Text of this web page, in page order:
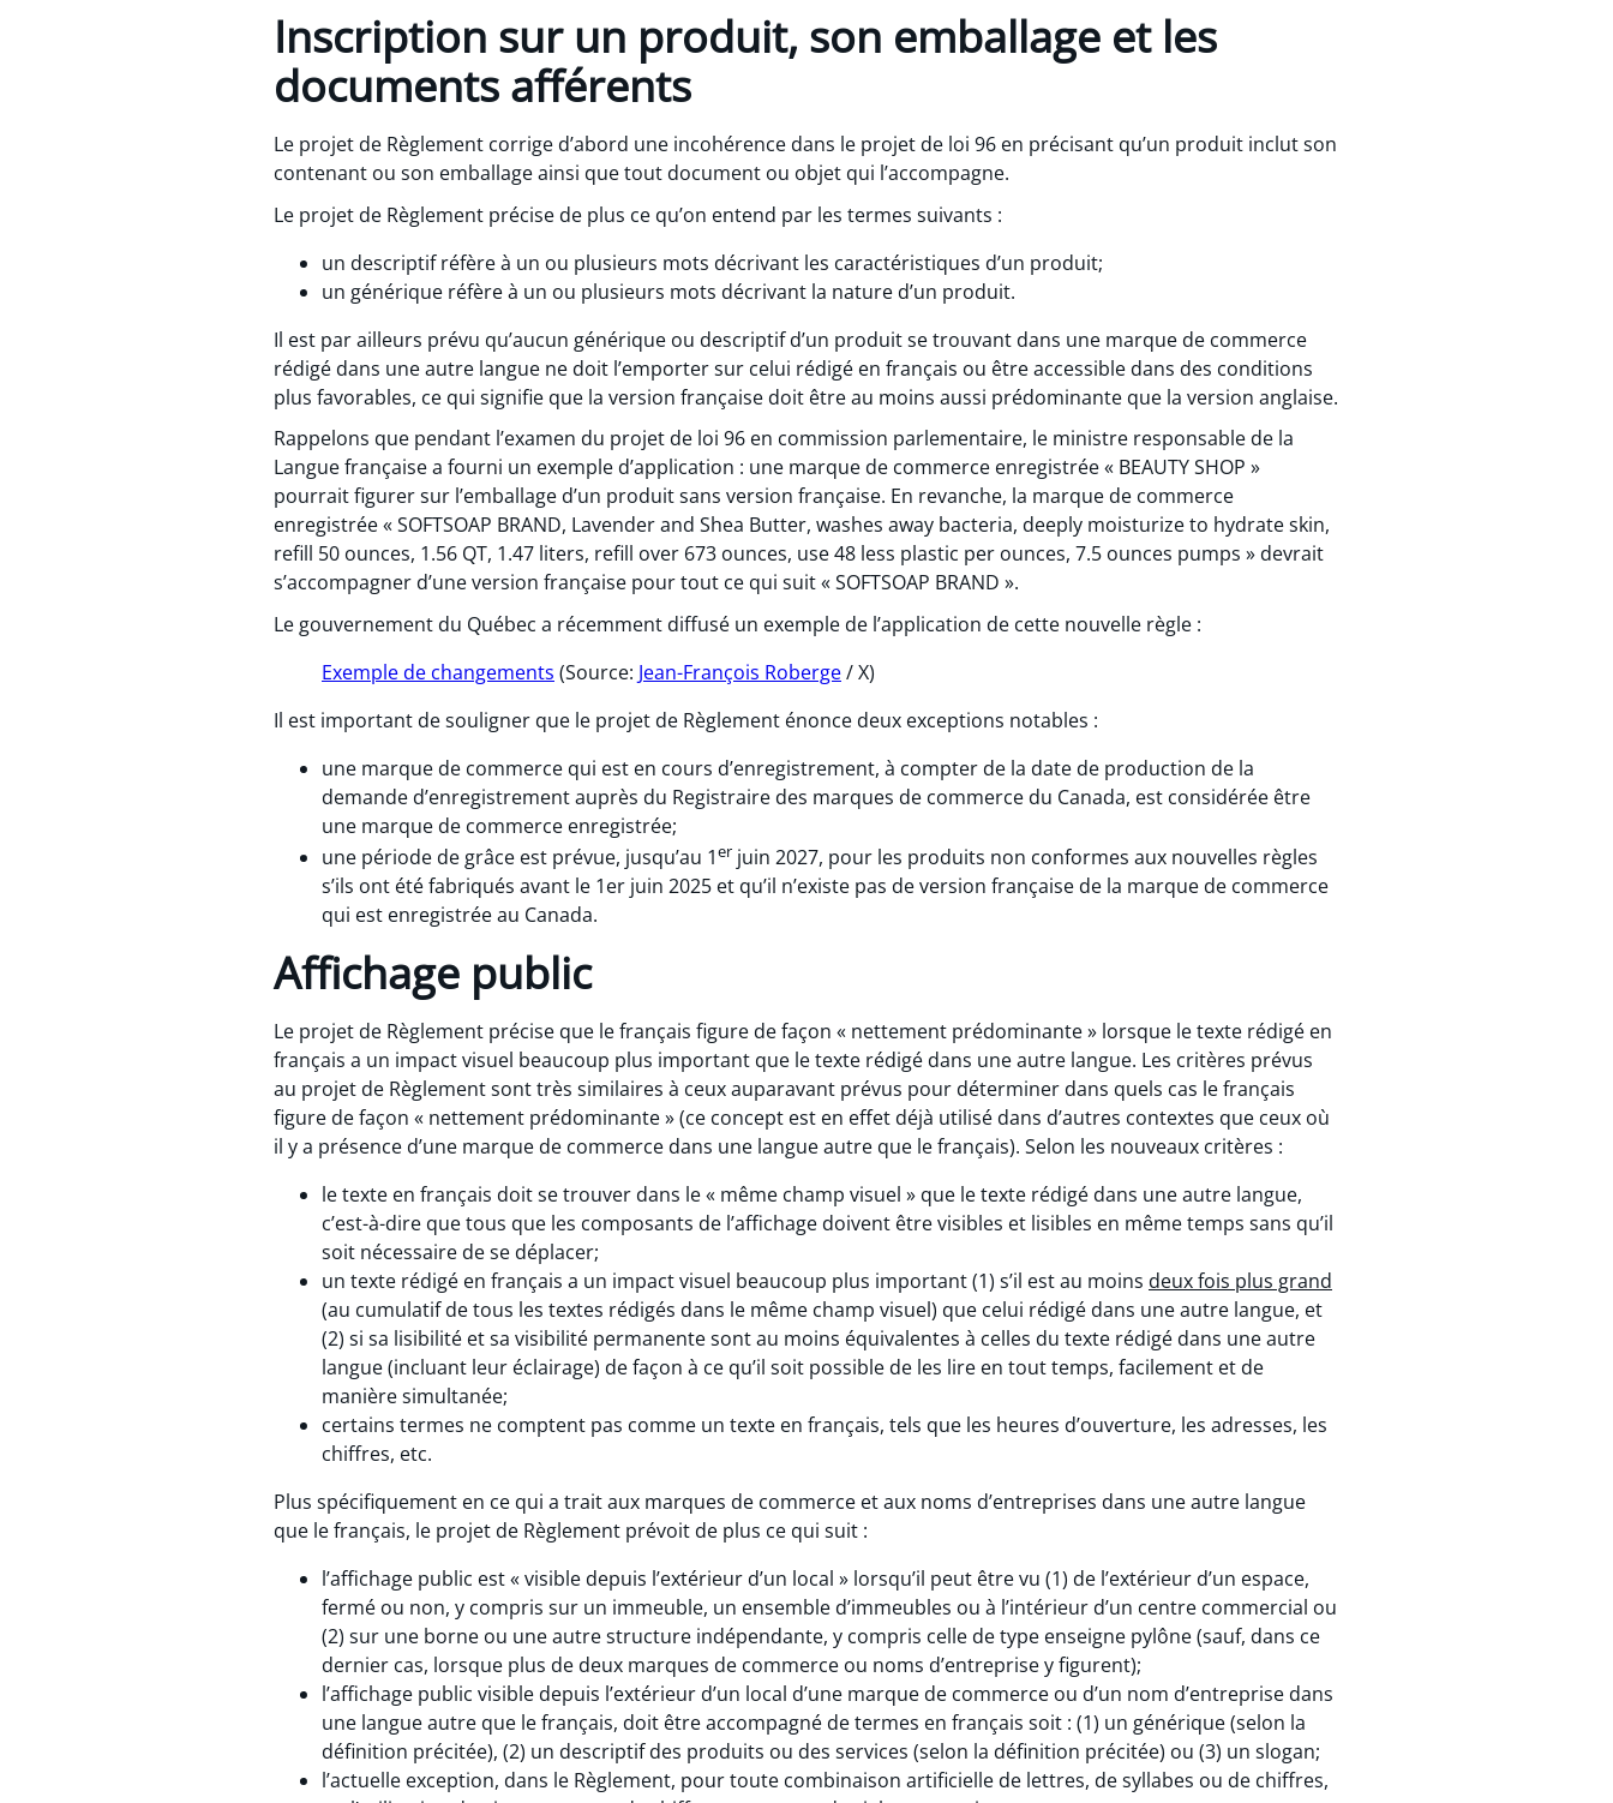
Inscription sur un produit, son emballage et les
documents afférents
Le projet de Règlement corrige d’abord une incohérence dans le projet de loi 96 en précisant qu’un produit inclut son
contenant ou son emballage ainsi que tout document ou objet qui l’accompagne.
Le projet de Règlement précise de plus ce qu’on entend par les termes suivants :
un descriptif réfère à un ou plusieurs mots décrivant les caractéristiques d’un produit;
un générique réfère à un ou plusieurs mots décrivant la nature d’un produit.
Il est par ailleurs prévu qu’aucun générique ou descriptif d’un produit se trouvant dans une marque de commerce
rédigé dans une autre langue ne doit l’emporter sur celui rédigé en français ou être accessible dans des conditions
plus favorables, ce qui signifie que la version française doit être au moins aussi prédominante que la version anglaise.
Rappelons que pendant l’examen du projet de loi 96 en commission parlementaire, le ministre responsable de la
Langue française a fourni un exemple d’application : une marque de commerce enregistrée « BEAUTY SHOP »
pourrait figurer sur l’emballage d’un produit sans version française. En revanche, la marque de commerce
enregistrée « SOFTSOAP BRAND, Lavender and Shea Butter, washes away bacteria, deeply moisturize to hydrate skin,
refill 50 ounces, 1.56 QT, 1.47 liters, refill over 673 ounces, use 48 less plastic per ounces, 7.5 ounces pumps » devrait
s’accompagner d’une version française pour tout ce qui suit « SOFTSOAP BRAND ».
Le gouvernement du Québec a récemment diffusé un exemple de l’application de cette nouvelle règle :
Exemple de changements (Source: Jean-François Roberge/ X)
Il est important de souligner que le projet de Règlement énonce deux exceptions notables :
une marque de commerce qui est en cours d’enregistrement, à compter de la date de production de la
demande d’enregistrement auprès du Registraire des marques de commerce du Canada, est considérée être
une marque de commerce enregistrée;
une période de grâce est prévue, jusqu’au 1er juin 2027, pour les produits non conformes aux nouvelles règles
s’ils ont été fabriqués avant le 1er juin 2025 et qu’il n’existe pas de version française de la marque de commerce
qui est enregistrée au Canada.
Affichage public
Le projet de Règlement précise que le français figure de façon « nettement prédominante » lorsque le texte rédigé en
français a un impact visuel beaucoup plus important que le texte rédigé dans une autre langue. Les critères prévus
au projet de Règlement sont très similaires à ceux auparavant prévus pour déterminer dans quels cas le français
figure de façon « nettement prédominante » (ce concept est en effet déjà utilisé dans d’autres contextes que ceux où
il y a présence d’une marque de commerce dans une langue autre que le français). Selon les nouveaux critères :
le texte en français doit se trouver dans le « même champ visuel » que le texte rédigé dans une autre langue,
c’est-à-dire que tous que les composants de l’affichage doivent être visibles et lisibles en même temps sans qu’il
soit nécessaire de se déplacer;
un texte rédigé en français a un impact visuel beaucoup plus important (1) s’il est au moins deux fois plus grand
(au cumulatif de tous les textes rédigés dans le même champ visuel) que celui rédigé dans une autre langue, et
(2) si sa lisibilité et sa visibilité permanente sont au moins équivalentes à celles du texte rédigé dans une autre
langue (incluant leur éclairage) de façon à ce qu’il soit possible de les lire en tout temps, facilement et de
manière simultanée;
certains termes ne comptent pas comme un texte en français, tels que les heures d’ouverture, les adresses, les
chiffres, etc.
Plus spécifiquement en ce qui a trait aux marques de commerce et aux noms d’entreprises dans une autre langue
que le français, le projet de Règlement prévoit de plus ce qui suit :
l’affichage public est « visible depuis l’extérieur d’un local » lorsqu’il peut être vu (1) de l’extérieur d’un espace,
fermé ou non, y compris sur un immeuble, un ensemble d’immeubles ou à l’intérieur d’un centre commercial ou
(2) sur une borne ou une autre structure indépendante, y compris celle de type enseigne pylône (sauf, dans ce
dernier cas, lorsque plus de deux marques de commerce ou noms d’entreprise y figurent);
l’affichage public visible depuis l’extérieur d’un local d’une marque de commerce ou d’un nom d’entreprise dans
une langue autre que le français, doit être accompagné de termes en français soit : (1) un générique (selon la
définition précitée), (2) un descriptif des produits ou des services (selon la définition précitée) ou (3) un slogan;
l’actuelle exception, dans le Règlement, pour toute combinaison artificielle de lettres, de syllabes ou de chiffres,